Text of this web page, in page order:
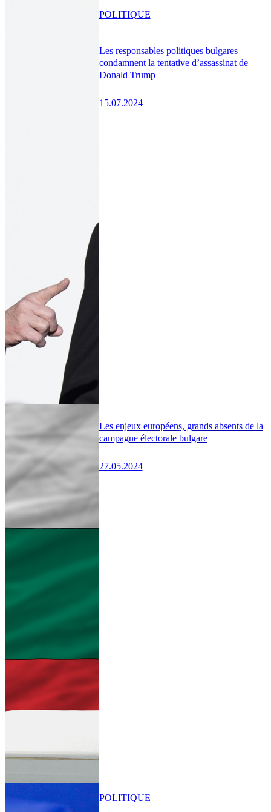
Les responsables politiques bulgares
condamnent la tentative d’assassinat de
Donald Trump
15.07.2024
POLITIQUE
Les enjeux européens, grands absents de la
campagne électorale bulgare
27.05.2024
POLITIQUE